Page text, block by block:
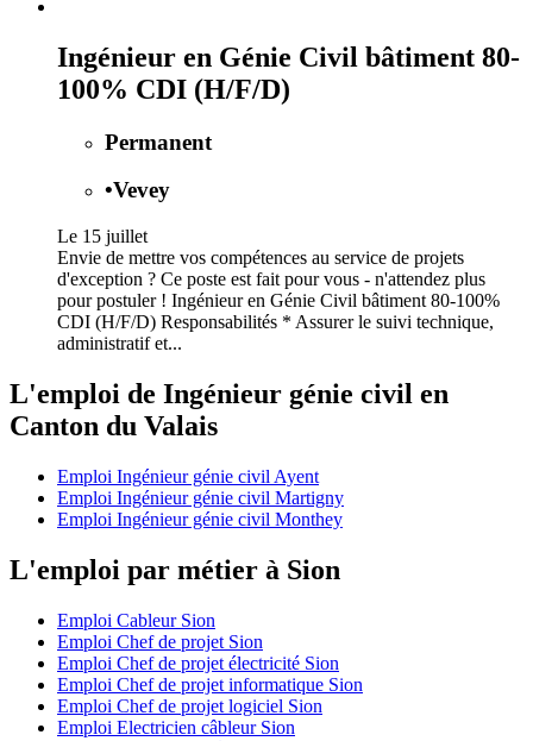
Ingénieur en Génie Civil bâtiment 80-
100% CDI (H/F/D)
Permanent
•Vevey
Le 15 juillet
Envie de mettre vos compétences au service de projets
d'exception ? Ce poste est fait pour vous - n'attendez plus
pour postuler ! Ingénieur en Génie Civil bâtiment 80-100%
CDI (H/F/D) Responsabilités * Assurer le suivi technique,
administratif et...
L'emploi de Ingénieur génie civil en
Canton du Valais
Emploi Ingénieur génie civil Ayent
Emploi Ingénieur génie civil Martigny
Emploi Ingénieur génie civil Monthey
L'emploi par métier à Sion
Emploi Cableur Sion
Emploi Chef de projet Sion
Emploi Chef de projet électricité Sion
Emploi Chef de projet informatique Sion
Emploi Chef de projet logiciel Sion
Emploi Electricien câbleur Sion